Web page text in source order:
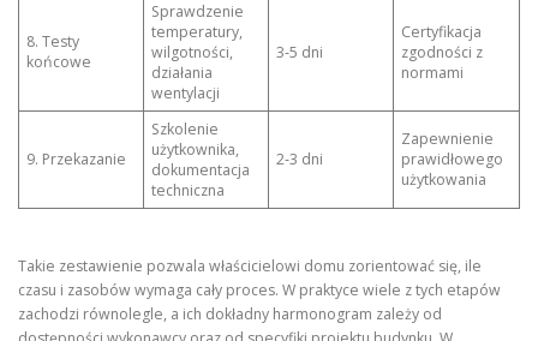
8. Testy
końcowe
Sprawdzenie
temperatury,
wilgotności,
działania
wentylacji
3‑5 dni
Certyfikacja
zgodności z
normami
9. Przekazanie
Szkolenie
użytkownika,
dokumentacja
techniczna
2‑3 dni
Zapewnienie
prawidłowego
użytkowania
Takie zestawienie pozwala właścicielowi domu zorientować się, ile
czasu i zasobów wymaga cały proces. W praktyce wiele z tych etapów
zachodzi równolegle, a ich dokładny harmonogram zależy od